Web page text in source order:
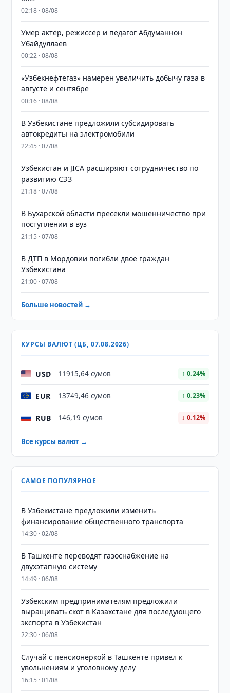
02:18 · 08/08
Умер актёр, режиссёр и педагог Абдуманнон
Убайдуллаев
00:22 · 08/08
«Узбекнефтегаз» намерен увеличить добычу газа в
августе и сентябре
00:16 · 08/08
В Узбекистане предложили субсидировать
автокредиты на электромобили
22:45 · 07/08
Узбекистан и JICA расширяют сотрудничество по
развитию СЭЗ
21:18 · 07/08
В Бухарской области пресекли мошенничество при
поступлении в вуз
21:15 · 07/08
В ДТП в Мордовии погибли двое граждан
Узбекистана
21:00 · 07/08
Больше новостей →
КУРСЫ ВАЛЮТ (ЦБ, 07.08.2026)
USD 11915,64 сумов ↑ 0.24%
EUR 13749,46 сумов ↑ 0.23%
RUB 146,19 сумов ↓ 0.12%
Все курсы валют →
САМОЕ ПОПУЛЯРНОЕ
В Узбекистане предложили изменить
финансирование общественного транспорта
14:30 · 02/08
В Ташкенте переводят газоснабжение на
двухэтапную систему
14:49 · 06/08
Узбекским предпринимателям предложили
выращивать скот в Казахстане для последующего
экспорта в Узбекистан
22:30 · 06/08
Случай с пенсионеркой в Ташкенте привел к
увольнениям и уголовному делу
16:15 · 01/08